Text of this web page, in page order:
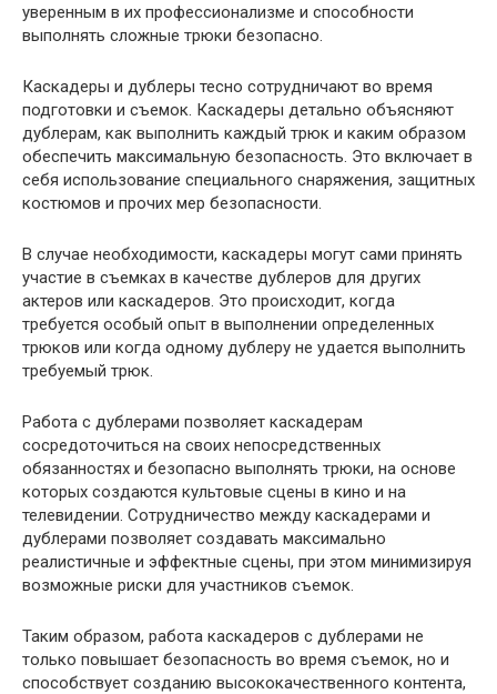
уверенным в их профессионализме и способности
выполнять сложные трюки безопасно.
Каскадеры и дублеры тесно сотрудничают во время
подготовки и съемок. Каскадеры детально объясняют
дублерам, как выполнить каждый трюк и каким образом
обеспечить максимальную безопасность. Это включает в
себя использование специального снаряжения, защитных
костюмов и прочих мер безопасности.
В случае необходимости, каскадеры могут сами принять
участие в съемках в качестве дублеров для других
актеров или каскадеров. Это происходит, когда
требуется особый опыт в выполнении определенных
трюков или когда одному дублеру не удается выполнить
требуемый трюк.
Работа с дублерами позволяет каскадерам
сосредоточиться на своих непосредственных
обязанностях и безопасно выполнять трюки, на основе
которых создаются культовые сцены в кино и на
телевидении. Сотрудничество между каскадерами и
дублерами позволяет создавать максимально
реалистичные и эффектные сцены, при этом минимизируя
возможные риски для участников съемок.
Таким образом, работа каскадеров с дублерами не
только повышает безопасность во время съемок, но и
способствует созданию высококачественного контента,